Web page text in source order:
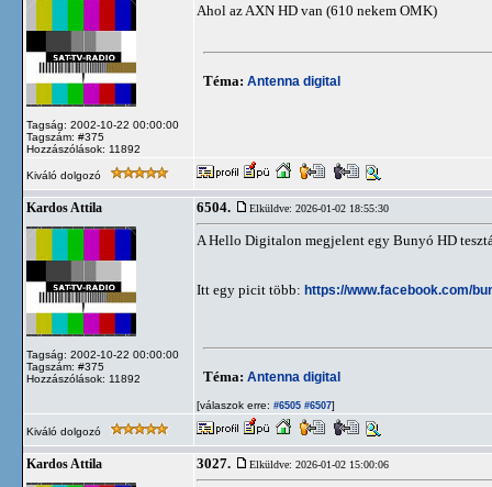
Tagság: 2002-10-22 00:00:00
Tagszám: #375
Hozzászólások: 11892
Ahol az AXN HD van (610 nekem OMK)
Téma: Antenna digital
Kiváló dolgozó
Kardos Attila
Tagság: 2002-10-22 00:00:00
Tagszám: #375
Hozzászólások: 11892
6504. Elküldve: 2026-01-02 18:55:30
A Hello Digitalon megjelent egy Bunyó HD
Itt egy picit több: https://www.facebook.com/
Téma: Antenna digital
[válaszok erre: #6505 #6507]
Kiváló dolgozó
Kardos Attila 3027. Elküldve: 2026-01-02 15:00:06